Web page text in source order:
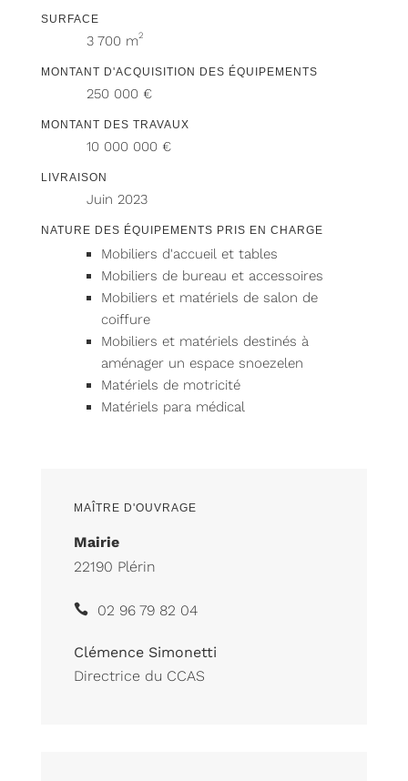
SURFACE
3 700 m2
MONTANT D'ACQUISITION DES ÉQUIPEMENTS
250 000 €
MONTANT DES TRAVAUX
10 000 000 €
LIVRAISON
Juin 2023
NATURE DES ÉQUIPEMENTS PRIS EN CHARGE
Mobiliers d'accueil et tables
Mobiliers de bureau et accessoires
Mobiliers et matériels de salon de
coiffure
Mobiliers et matériels destinés à
aménager un espace snoezelen
Matériels de motricité
Matériels para médical
MAÎTRE D'OUVRAGE
Mairie
22190 Plérin
02 96 79 82 04
Clémence Simonetti
Directrice du CCAS